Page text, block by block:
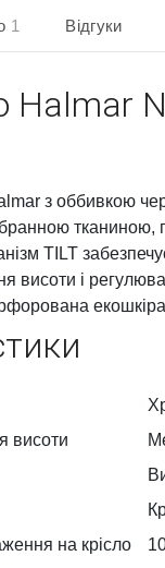
1 Відгуки
Halmar
з оббивкою
тканиною,
TILT
висоти і
висоти
на крісло